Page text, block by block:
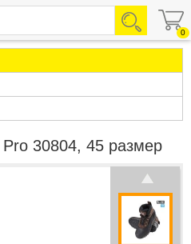
0
30804, 45 размер